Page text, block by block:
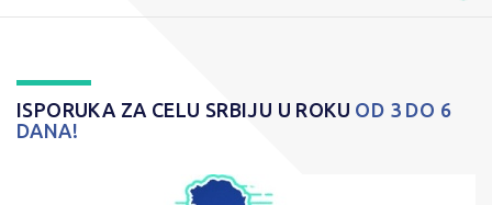
ISPORUKA ZA CELU SRBIJU U ROKU OD 3 DO 6
DANA!